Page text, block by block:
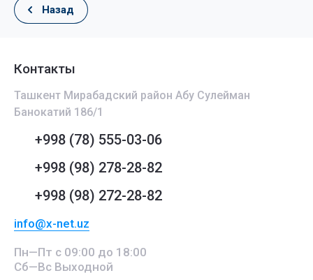
Назад
Контакты
Ташкент Мирабадский район Абу Сулейман
Банокатий 186/1
+998 (78) 555-03-06
+998 (98) 278-28-82
+998 (98) 272-28-82
info@x-net.uz
Пн—Пт с 09:00 до 18:00
Сб—Вс Выходной